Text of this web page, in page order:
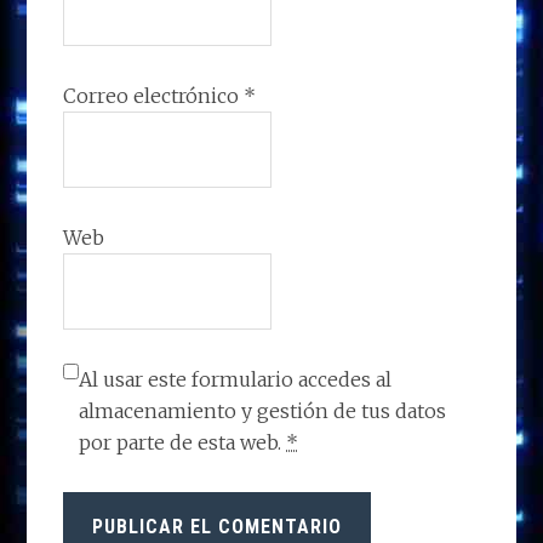
Correo electrónico *
Web
Al usar este formulario accedes al
almacenamiento y gestión de tus datos
por parte de esta web. *